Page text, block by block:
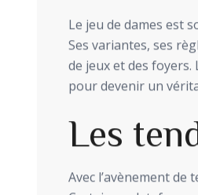
Le jeu de dames est
Ses variantes, ses
de jeux et des foyers.
pour devenir un
Les
Avec l’avènement de